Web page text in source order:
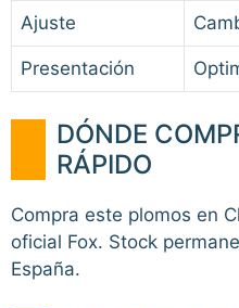
Ajuste
Presentación
DÓNDE
RÁPIDO
Compra este plomos en
oficial Fox. Stock
España.